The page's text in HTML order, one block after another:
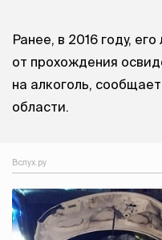
Ранее, в 2016 году,
от прохождения
на алкоголь,
области.
Вслух.ру